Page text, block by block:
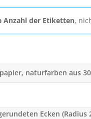
Anzahl der Etiketten,
naturfarben aus
Ecken (Radius